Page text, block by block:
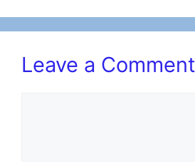
k
Leave a Comment